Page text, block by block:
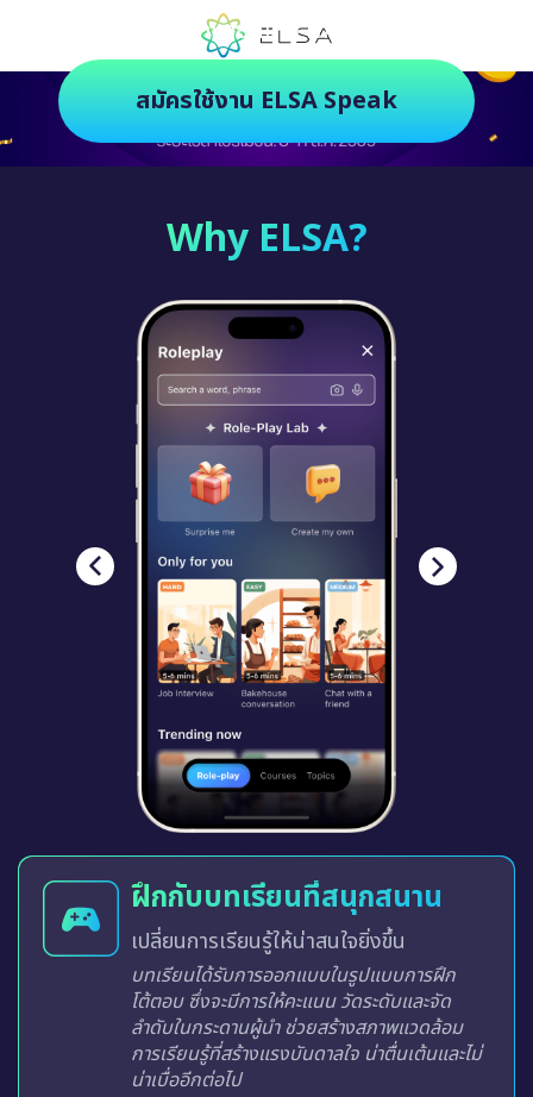
ตัวช่วยฝึกภาษายุคใหม่ ฝึกสนุกยิ่งกว่า
สมัครใช้งาน ELSA Speak
Why ELSA?
ฝึกกับบทเรียนที่สนุกสนาน
เปลี่ยนการเรียนรู้ให้น่าสนใจยิ่งขึ้น
บทเรียนได้รับการออกแบบในรูปแบบการฝึก
โต้ตอบ ซึ่งจะมีการให้คะแนน วัดระดับและจัด
ลำดับในกระดานผู้นำ ช่วยสร้างสภาพแวดล้อม
การเรียนรู้ที่สร้างแรงบันดาลใจ น่าตื่นเต้นและไม่
น่าเบื่ออีกต่อไป